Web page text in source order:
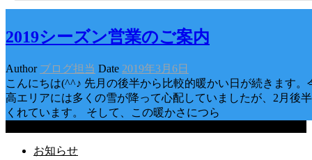
2019シーズン営業のご案内
Author ブログ担当 Date 2019年3月6日
こんにちは(^^♪ 先月の後半から比較的暖かい日が続きます
高エリアには多くの雪が降って心配していましたが、2月後
くれています。 そして、この暖かさにつら
お知らせ